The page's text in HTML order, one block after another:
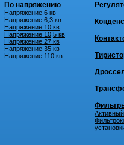
По напряжению
Напряжение 6 кв
Напряжение 6,3 кв
Напряжение 10 кв
Напряжение 10,5 кв
Напряжение 27 кв
Напряжение 35 кв
Напряжение 110 кв